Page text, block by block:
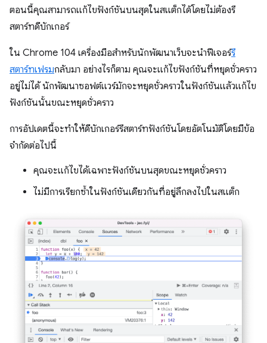
ตอนนี้คุณสามารถแก้ไขฟังก์ชันบนสุดในสแต็กได้โดยไม่ต้องรี
สตาร์ทดีบักเกอร์
ใน Chrome 104 เครื่องมือสำหรับนักพัฒนาเว็บจะนำฟีเจอร์รี
สตาร์ทเฟรมกลับมา อย่างไรก็ตาม คุณจะแก้ไขฟังก์ชันที่หยุดชั่วคราว
อยู่ไม่ได้ นักพัฒนาซอฟต์แวร์มักจะหยุดชั่วคราวในฟังก์ชันแล้วแก้ไข
ฟังก์ชันนั้นขณะหยุดชั่วคราว
การอัปเดตนี้จะทำให้ดีบักเกอร์รีสตาร์ทฟังก์ชันโดยอัตโนมัติโดยมีข้อ
จำกัดต่อไปนี้
คุณจะแก้ไขได้เฉพาะฟังก์ชันบนสุดขณะหยุดชั่วคราว
ไม่มีการเรียกซ้ำในฟังก์ชันเดียวกันที่อยู่ลึกลงไปในสแต็ก